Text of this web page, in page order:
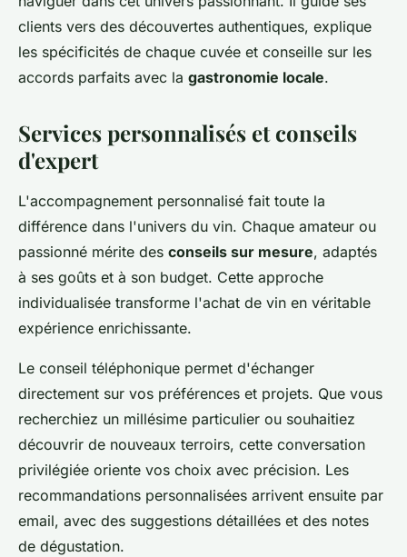
clients vers des découvertes authentiques, explique
les spécificités de chaque cuvée et conseille sur les
accords parfaits avec la gastronomie locale.
Services personnalisés et conseils
d'expert
L'accompagnement personnalisé fait toute la
différence dans l'univers du vin. Chaque amateur ou
passionné mérite des conseils sur mesure, adaptés
à ses goûts et à son budget. Cette approche
individualisée transforme l'achat de vin en véritable
expérience enrichissante.
Le conseil téléphonique permet d'échanger
directement sur vos préférences et projets. Que vous
recherchiez un millésime particulier ou souhaitiez
découvrir de nouveaux terroirs, cette conversation
privilégiée oriente vos choix avec précision. Les
recommandations personnalisées arrivent ensuite par
email, avec des suggestions détaillées et des notes
de dégustation.